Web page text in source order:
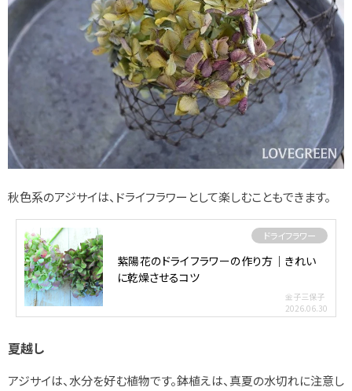
秋色系のアジサイは、ドライフラワーとして楽しむこともできます。
ドライフラワー
紫陽花のドライフラワーの作り方｜きれい
に乾燥させるコツ
金子三保子
2026.06.30
夏越し
アジサイは、水分を好む植物です。鉢植えは、真夏の水切れに注意し